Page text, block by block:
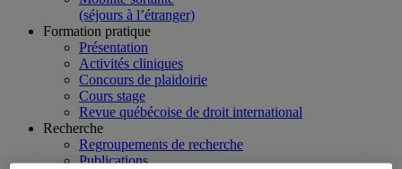
(séjours à l’étranger)
Formation pratique
Présentation
Activités cliniques
Concours de plaidoirie
Cours stage
Revue québécoise de droit international
Recherche
Regroupements de recherche
Publications